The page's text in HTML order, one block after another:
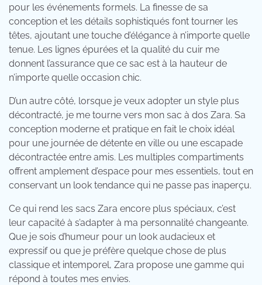
pour les événements formels. La finesse de sa
conception et les détails sophistiqués font tourner les
têtes, ajoutant une touche d’élégance à n’importe quelle
tenue. Les lignes épurées et la qualité du cuir me
donnent l’assurance que ce sac est à la hauteur de
n’importe quelle occasion chic.
D’un autre côté, lorsque je veux adopter un style plus
décontracté, je me tourne vers mon sac à dos Zara. Sa
conception moderne et pratique en fait le choix idéal
pour une journée de détente en ville ou une escapade
décontractée entre amis. Les multiples compartiments
offrent amplement d’espace pour mes essentiels, tout en
conservant un look tendance qui ne passe pas inaperçu.
Ce qui rend les sacs Zara encore plus spéciaux, c’est
leur capacité à s’adapter à ma personnalité changeante.
Que je sois d’humeur pour un look audacieux et
expressif ou que je préfère quelque chose de plus
classique et intemporel, Zara propose une gamme qui
répond à toutes mes envies.